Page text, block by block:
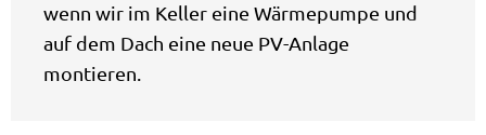
wenn wir im Keller eine Wärmepumpe und
auf dem Dach eine neue PV-Anlage
montieren.